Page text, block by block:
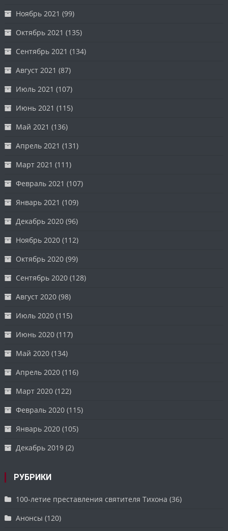
Ноябрь 2021 (99)
Октябрь 2021 (135)
Сентябрь 2021 (134)
Август 2021 (87)
Июль 2021 (107)
Июнь 2021 (115)
Май 2021 (136)
Апрель 2021 (131)
Март 2021 (111)
Февраль 2021 (107)
Январь 2021 (109)
Декабрь 2020 (96)
Ноябрь 2020 (112)
Октябрь 2020 (99)
Сентябрь 2020 (128)
Август 2020 (98)
Июль 2020 (115)
Июнь 2020 (117)
Май 2020 (134)
Апрель 2020 (116)
Март 2020 (122)
Февраль 2020 (115)
Январь 2020 (105)
Декабрь 2019 (2)
РУБРИКИ
100-летие преставления святителя Тихона (36)
Анонсы (120)